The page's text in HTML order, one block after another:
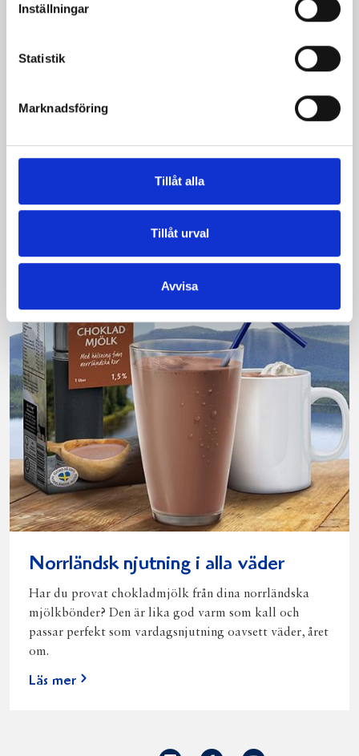
Inställningar
Statistik
Marknadsföring
Tillåt alla
Tillåt urval
Avvisa
mjölk
Vi kan stolt konstatera att vår laktosfria Mellanmjölk
200 norrlänningar fick deltog vid provsmakningen. Vår
produkt vann testet.
Norrländsk njutning i alla väder
Har du provat chokladmjölk från dina norrländska
mjölkbönder? Den är lika god varm som kall och
passar perfekt som vardagsnjutning oavsett väder, året
om.
Läs mer